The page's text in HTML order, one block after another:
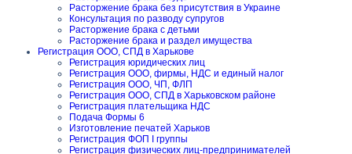
Расторжение брака без присутствия в Украине
Консультация по разводу супругов
Расторжение брака с детьми
Расторжение брака и раздел имущества
Регистрация ООО, СПД в Харькове
Регистрация юридических лиц
Регистрация ООО, фирмы, НДС и единый налог
Регистрация ООО, ЧП, ФЛП
Регистрация ООО, СПД в Харьковском районе
Регистрация плательщика НДС
Подача Формы 6
Изготовление печатей Харьков
Регистрация ФОП I группы
Регистрация физических лиц-предпринимателей